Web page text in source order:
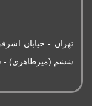
تهران - خیابان
ششم (میرطاهری) -